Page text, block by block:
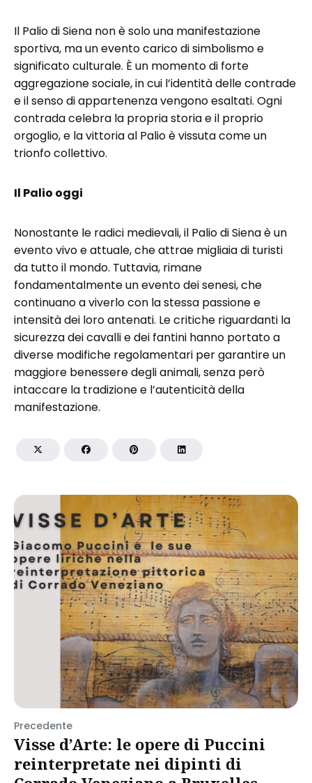
Il Palio di Siena non è solo una manifestazione
sportiva, ma un evento carico di simbolismo e
significato culturale. È un momento di forte
aggregazione sociale, in cui l’identità delle contrade
e il senso di appartenenza vengono esaltati. Ogni
contrada celebra la propria storia e il proprio
orgoglio, e la vittoria al Palio è vissuta come un
trionfo collettivo.
Il Palio oggi
Nonostante le radici medievali, il Palio di Siena è un
evento vivo e attuale, che attrae migliaia di turisti
da tutto il mondo. Tuttavia, rimane
fondamentalmente un evento dei senesi, che
continuano a viverlo con la stessa passione e
intensità dei loro antenati. Le critiche riguardanti la
sicurezza dei cavalli e dei fantini hanno portato a
diverse modifiche regolamentari per garantire un
maggiore benessere degli animali, senza però
intaccare la tradizione e l’autenticità della
manifestazione.
Precedente
Visse d’Arte: le opere di Puccini
reinterpretate nei dipinti di